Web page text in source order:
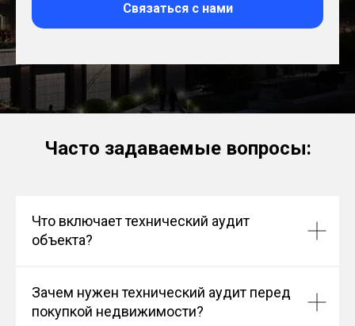
Связаться с нами
Часто задаваемые вопросы:
Что включает технический аудит
объекта?
Зачем нужен технический аудит перед
покупкой недвижимости?